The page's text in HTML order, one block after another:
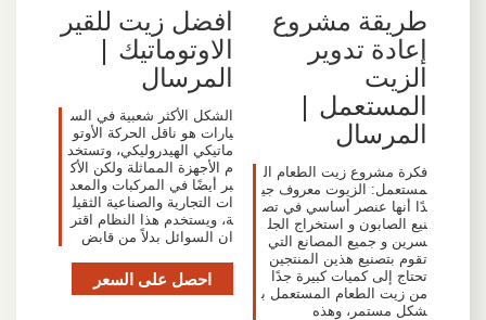
طريقة مشروع
إعادة تدوير
الزيت
المستعمل |
المرسال
فكرة مشروع زيت الطعام ال
مستعمل: الزيوت معروف جي
دًا أنها عنصر أساسي في تص
نيع الصابون و استخراج الجل
سرين و جميع المصانع التي
تقوم بتصنيع هذين المنتجين
تحتاج إلى كميات كبيرة جدًا
من زيت الطعام المستعمل ب
شكل مستمر، وهذه
افضل زيت للقير
الاوتوماتيك |
المرسال
الشكل الأكثر شعبية في الس
يارات هو ناقل الحركة الأوتو
ماتيكي الهيدروليكي، وتستخد
م الأجهزة المماثلة ولكن الأك
بر أيضًا في المركبات والمعد
ات التجارية والصناعية الثقيل
ة، ويستخدم هذا النظام اقتر
ان السوائل بدلاً من قابض
احصل على السعر